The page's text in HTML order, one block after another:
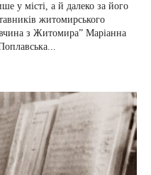
у місті, а й далеко за його
житомирського
Поплавська...